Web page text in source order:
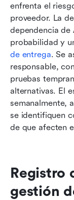
enfrenta el
proveedor. La
dependencia de
probabilidad y
de entrega. Se
responsable,
pruebas
alternativas. El
semanalmente,
se identifiquen
de que afecten
Registro
gestión